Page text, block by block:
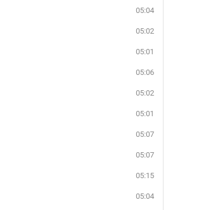
05:04
05:02
05:01
05:06
05:02
05:01
05:07
05:07
05:15
05:04